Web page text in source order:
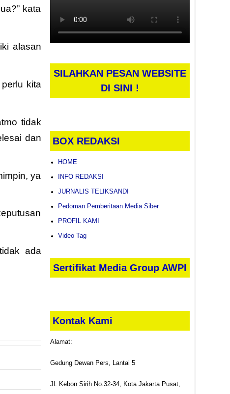
kata
alasan
kita
tidak
dan
ya
ada
SILAHKAN PESAN WEBSITE
DI SINI !
BOX REDAKSI
HOME
INFO REDAKSI
JURNALIS TELIKSANDI
Pedoman Pemberitaan Media Siber
PROFIL KAMI
Video Tag
Sertifikat Media Group AWPI
Kontak Kami
Alamat:
Gedung Dewan Pers, Lantai 5
Jl. Kebon Sirih No.32-34, Kota Jakarta Pusat,